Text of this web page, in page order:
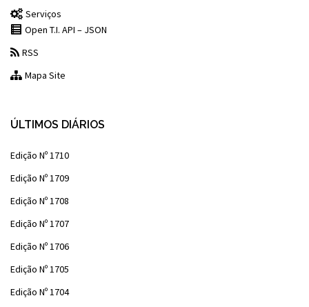
Serviços
Open T.I. API – JSON
RSS
Mapa Site
ÚLTIMOS DIÁRIOS
Edição Nº 1710
Edição Nº 1709
Edição Nº 1708
Edição Nº 1707
Edição Nº 1706
Edição Nº 1705
Edição Nº 1704